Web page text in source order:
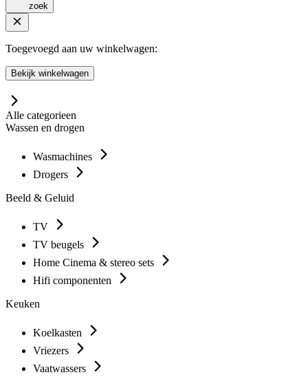
zoek
Toegevoegd aan uw winkelwagen:
Bekijk winkelwagen
Alle categorieen
Wassen en drogen
Wasmachines
Drogers
Beeld & Geluid
TV
TV beugels
Home Cinema & stereo sets
Hifi componenten
Keuken
Koelkasten
Vriezers
Vaatwassers